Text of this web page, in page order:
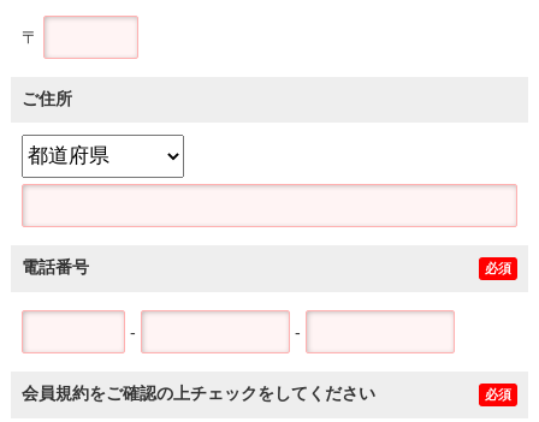
〒
ご住所
電話番号 必須
- -
会員規約をご確認の上チェックをしてください 必須